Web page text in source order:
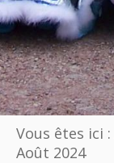
Vous êtes ici :
Août 2024